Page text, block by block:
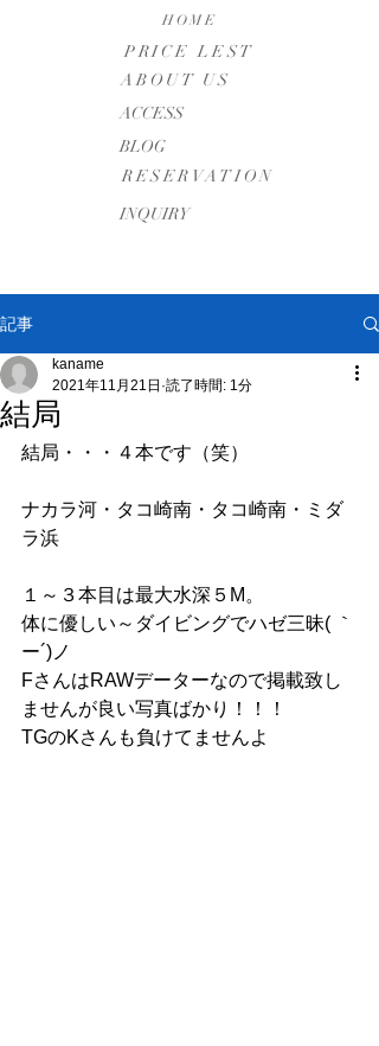
HOME
PRICE LEST
ABOUT US
​ACCESS
BLOG
RESERVATION
INQUIRY
記事
結局
kaname
2021年11月21日 読了時間: 1分
結局・・・４本です（笑）
ナカラ河・タコ崎南・タコ崎南・ミダ
ラ浜
１～３本目は最大水深５M。
体に優しい～ダイビングでハゼ三昧( ｀
ー´)ノ
FさんはRAWデーターなので掲載致し
ませんが良い写真ばかり！！！
TGのKさんも負けてませんよ